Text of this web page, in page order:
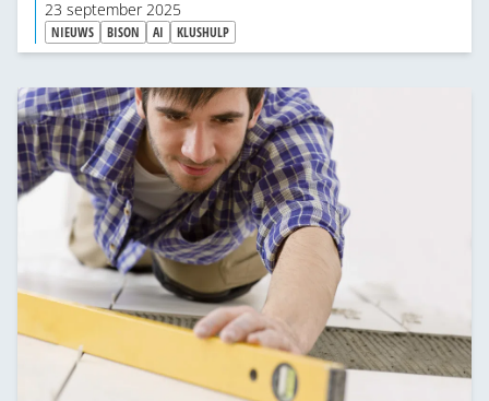
23 september 2025
NIEUWS BISON AI KLUSHULP